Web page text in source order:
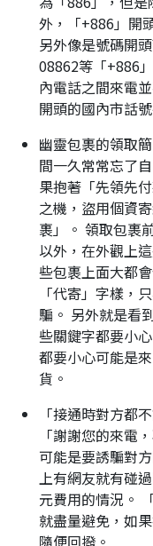
外，「+886」開
另外像是號碼開
08862等「+886
內電話之間來電
開頭的國內市話
幽靈包裹的領取
間一久常常忘了
果抱著「先領先
之機，盜用個資
裹」。 領取包裹
以外，在外觀上
些包裹上面大都
「代寄」字樣，
騙。 另外就是看
些關鍵字都要小
都要小心可能是
貨。
「接通時對方都
「謝謝您的來電
可能是要誘騙對
上有網友就有碰
元費用的情況。
就盡量避免，如
隨便回撥。